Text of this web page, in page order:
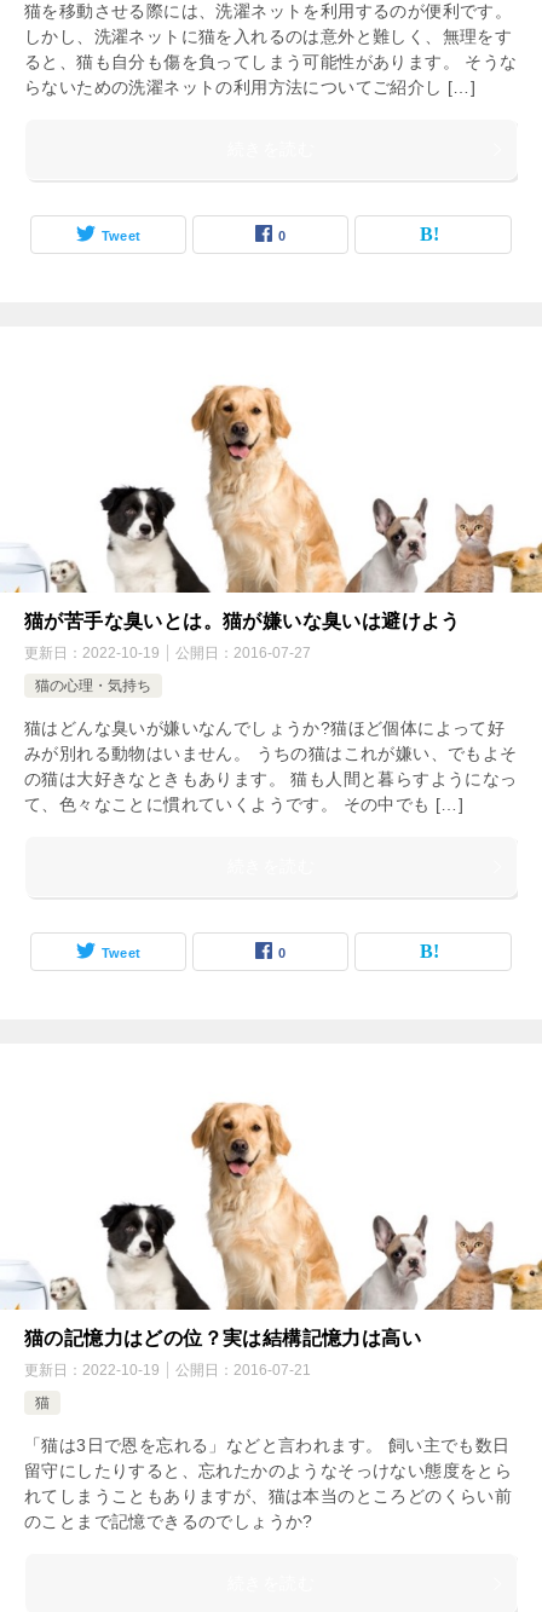
猫を移動させる際には、洗濯ネットを利用するのが便利です。
しかし、洗濯ネットに猫を入れるのは意外と難しく、無理をす
ると、猫も自分も傷を負ってしまう可能性があります。 そうな
らないための洗濯ネットの利用方法についてご紹介し […]
Tweet 0
猫が苦手な臭いとは。猫が嫌いな臭いは避けよう
更新日： 2022-10-19 公開日： 2016-07-27
猫の心理・気持ち
猫はどんな臭いが嫌いなんでしょうか?猫ほど個体によって好
みが別れる動物はいません。 うちの猫はこれが嫌い、でもよそ
の猫は大好きなときもあります。 猫も人間と暮らすようになっ
て、色々なことに慣れていくようです。 その中でも […]
Tweet 0
猫の記憶力はどの位？実は結構記憶力は高い
更新日： 2022-10-19 公開日： 2016-07-21
猫
「猫は3日で恩を忘れる」などと言われます。 飼い主でも数日
留守にしたりすると、忘れたかのようなそっけない態度をとら
れてしまうこともありますが、猫は本当のところどのくらい前
のことまで記憶できるのでしょうか?